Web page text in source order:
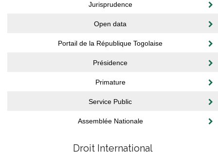
Jurisprudence
Open data
Portail de la République Togolaise
Présidence
Primature
Service Public
Assemblée Nationale
Droit International